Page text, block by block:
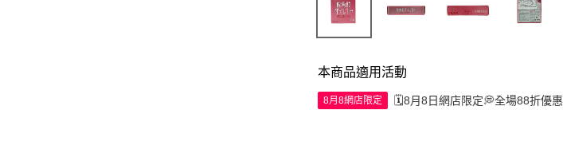
本商品適用活動
8月8網店限定 🗓️8月8日網店限定💭全場88折優惠